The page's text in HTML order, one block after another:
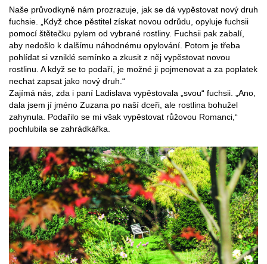
Naše průvodkyně nám prozrazuje, jak se dá vypěstovat nový druh
fuchsie. „Když chce pěstitel získat novou odrůdu, opyluje fuchsii
pomocí štětečku pylem od vybrané rostliny. Fuchsii pak zabalí,
aby nedošlo k dalšímu náhodnému opylování. Potom je třeba
pohlídat si vzniklé semínko a zkusit z něj vypěstovat novou
rostlinu. A když se to podaří, je možné ji pojmenovat a za poplatek
nechat zapsat jako nový druh.“
Zajímá nás, zda i paní Ladislava vypěstovala „svou“ fuchsii. „Ano,
dala jsem jí jméno Zuzana po naší dceři, ale rostlina bohužel
zahynula. Podařilo se mi však vypěstovat růžovou Romanci,“
pochlubila se zahrádkářka.